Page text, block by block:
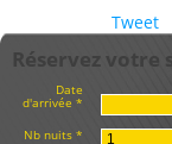
Tweet
Réservez votre
Date
d'arrivée *
Nb nuits *